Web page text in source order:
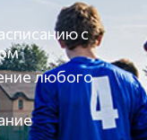
с
любого